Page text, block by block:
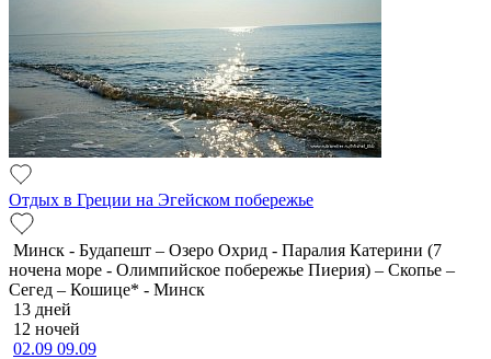
Отдых в Греции на Эгейском побережье
Минск - Будапешт – Озеро Охрид - Паралия Катерини (7
ночена море - Олимпийское побережье Пиерия) – Скопье –
Сегед – Кошице* - Минск
13 дней
12 ночей
02.09 09.09